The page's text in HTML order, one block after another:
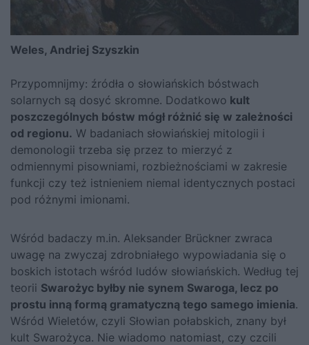
Weles, Andriej Szyszkin
Przypomnijmy: źródła o słowiańskich bóstwach
solarnych są dosyć skromne. Dodatkowo kult
poszczególnych bóstw mógł różnić się w zależności
od regionu. W badaniach słowiańskiej mitologii i
demonologii trzeba się przez to mierzyć z
odmiennymi pisowniami, rozbieżnościami w zakresie
funkcji czy też istnieniem niemal identycznych postaci
pod różnymi imionami.
Wśród badaczy m.in. Aleksander Brückner zwraca
uwagę na zwyczaj zdrobniałego wypowiadania się o
boskich istotach wśród ludów słowiańskich. Według tej
teorii Swarożyc byłby nie synem Swaroga, lecz po
prostu inną formą gramatyczną tego samego imienia.
Wśród Wieletów, czyli Słowian połabskich, znany był
kult Swarożyca. Nie wiadomo natomiast, czy czcili